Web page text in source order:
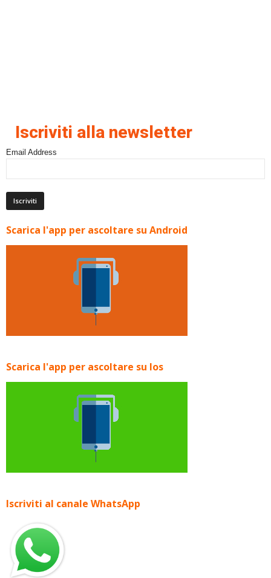
Iscriviti alla newsletter
Email Address
Scarica l'app per ascoltare su Android
Scarica l'app per ascoltare su Ios
Iscriviti al canale WhatsApp